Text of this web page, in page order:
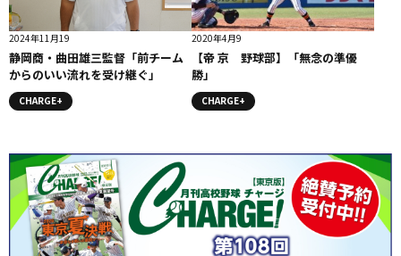
2024年11月19
静岡商・曲田雄三監督「前チーム
からのいい流れを受け継ぐ」
CHARGE+
2020年4月9
【帝 京 野球部】「無念の準優
勝」
CHARGE+